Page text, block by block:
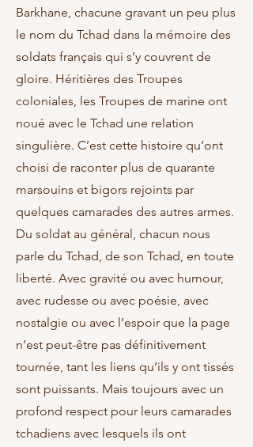
Barkhane, chacune gravant un peu plus
le nom du Tchad dans la mémoire des
soldats français qui s’y couvrent de
gloire. Héritières des Troupes
coloniales, les Troupes de marine ont
noué avec le Tchad une relation
singulière. C’est cette histoire qu’ont
choisi de raconter plus de quarante
marsouins et bigors rejoints par
quelques camarades des autres armes.
Du soldat au général, chacun nous
parle du Tchad, de son Tchad, en toute
liberté. Avec gravité ou avec humour,
avec rudesse ou avec poésie, avec
nostalgie ou avec l’espoir que la page
n’est peut-être pas définitivement
tournée, tant les liens qu’ils y ont tissés
sont puissants. Mais toujours avec un
profond respect pour leurs camarades
tchadiens avec lesquels ils ont